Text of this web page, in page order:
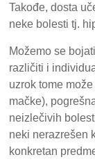
Takođe, dosta
neke bolesti tj.
Možemo se
različiti i
uzrok tome
mačke),
neizlečivih
neki nerazrešen
konkretan